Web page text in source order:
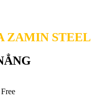
ZAMIN STEEL